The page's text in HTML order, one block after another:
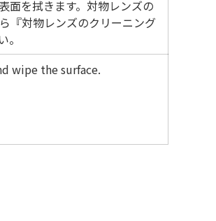
面を拭きます。対物レンズの
『対物レンズのクリーニング
wipe the surface.